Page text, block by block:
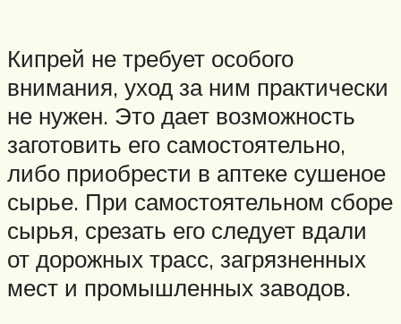
Кипрей не требует особого
внимания, уход за ним практически
не нужен. Это дает возможность
заготовить его самостоятельно,
либо приобрести в аптеке сушеное
сырье. При самостоятельном сборе
сырья, срезать его следует вдали
от дорожных трасс, загрязненных
мест и промышленных заводов.